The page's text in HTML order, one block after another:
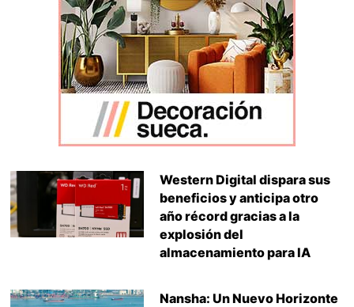
Western Digital dispara sus
beneficios y anticipa otro
año récord gracias a la
explosión del
almacenamiento para IA
Nansha: Un Nuevo Horizonte